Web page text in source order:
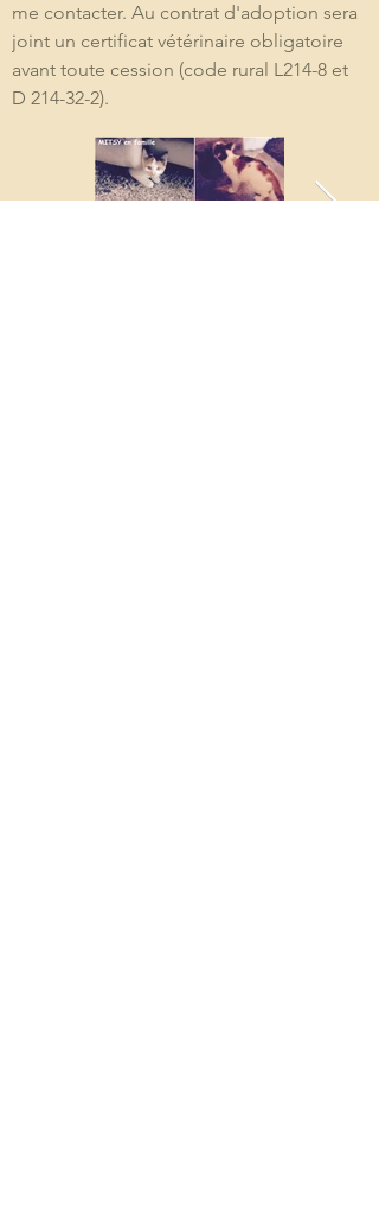
me contacter. Au contrat d'adoption sera
joint un certificat vétérinaire obligatoire
avant toute cession (code rural L214-8 et
D 214-32-2).